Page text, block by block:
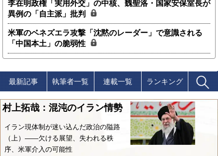
李在明政権「実用外交」の中核、魏聖洛・国家安保室長が
異例の「自主派」批判
米軍のベネズエラ攻撃「沈黙のレーダー」で意識される
「中国本土」の脆弱性
最新記事 執筆者一覧 連載一覧 ランキング
村上拓哉：混沌のイラン情勢
イラン現体制が迷い込んだ政治の隘路
（上）――欠ける展望、失われる秩
序、米軍介入の可能性